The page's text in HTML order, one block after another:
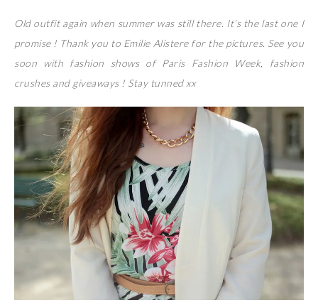
Old outfit again when summer was still there. It’s the last one I
promise ! Thank you to Emilie Alistere for the pictures. See you
soon with fashion shows of Paris Fashion Week, fashion
crushes and giveaways ! Stay tunned xx